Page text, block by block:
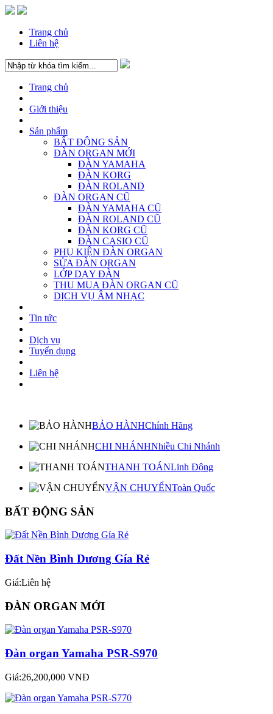
Trang chủ
Liên hệ
Trang chủ
Giới thiệu
Sản phẩm
BẤT ĐỘNG SẢN
ĐÀN ORGAN MỚI
ĐÀN YAMAHA
ĐÀN KORG
ĐÀN ROLAND
ĐÀN ORGAN CŨ
ĐÀN YAMAHA CŨ
ĐÀN ROLAND CŨ
ĐÀN KORG CŨ
ĐÀN CASIO CŨ
PHỤ KIỆN ĐÀN ORGAN
SỬA ĐÀN ORGAN
LỚP DẠY ĐÀN
THU MUA ĐÀN ORGAN CŨ
DỊCH VỤ ÂM NHẠC
Tin tức
Dịch vụ
Tuyển dụng
Liên hệ
BẢO HÀNHChính Hãng
CHI NHÁNHNhiều Chi Nhánh
THANH TOÁNLinh Động
VẬN CHUYỂNToàn Quốc
BẤT ĐỘNG SẢN
Đất Nền Bình Dương Gía Rẻ
Giá:Liên hệ
ĐÀN ORGAN MỚI
Đàn organ Yamaha PSR-S970
Giá:26,200,000 VNĐ